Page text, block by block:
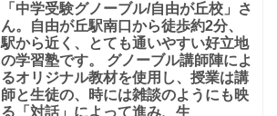
「中学受験グノーブル/自由が丘校」さ
ん。自由が丘駅南口から徒歩約2分、
駅から近く、とても通いやすい好立地
の学習塾です。 グノーブル講師陣によ
るオリジナル教材を使用し、授業は講
師と生徒の、時には雑談のようにも映
る「対話」によって進み、生